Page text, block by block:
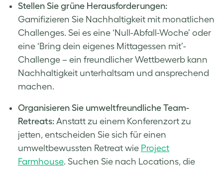
Stellen Sie grüne Herausforderungen:
Gamifizieren Sie Nachhaltigkeit mit monatlichen
Challenges. Sei es eine ‘Null-Abfall-Woche’ oder
eine ‘Bring dein eigenes Mittagessen mit’-
Challenge – ein freundlicher Wettbewerb kann
Nachhaltigkeit unterhaltsam und ansprechend
machen.
Organisieren Sie umweltfreundliche Team-
Retreats: Anstatt zu einem Konferenzort zu
jetten, entscheiden Sie sich für einen
umweltbewussten Retreat wie Project
Farmhouse. Suchen Sie nach Locations, die